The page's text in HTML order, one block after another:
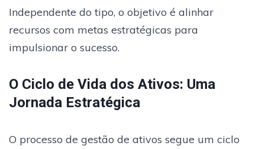
Independente do tipo, o objetivo é alinhar
recursos com metas estratégicas para
impulsionar o sucesso.
O Ciclo de Vida dos Ativos: Uma
Jornada Estratégica
O processo de gestão de ativos segue um ciclo